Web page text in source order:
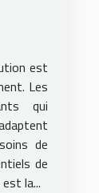
est
Les
qui
de
de
la...